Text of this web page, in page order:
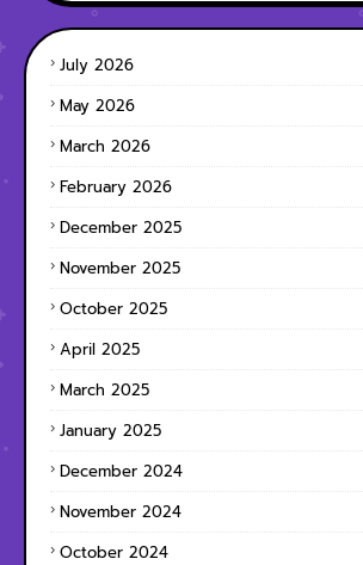
July 2026
May 2026
March 2026
February 2026
December 2025
November 2025
October 2025
April 2025
March 2025
January 2025
December 2024
November 2024
October 2024